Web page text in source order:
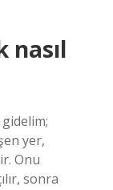
nasıl
yer,
Onu
sonra